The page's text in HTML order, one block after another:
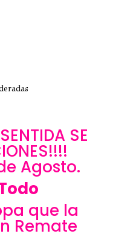
SE
Agosto.
que la
Remate